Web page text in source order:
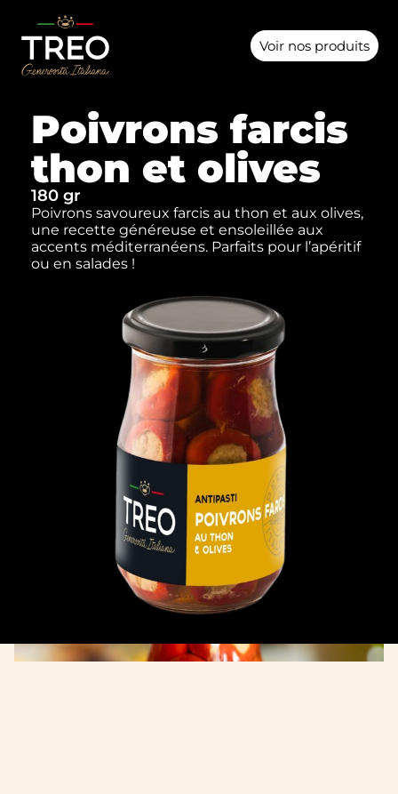
Voir nos produits
Poivrons farcis
thon et olives
180 gr
Poivrons savoureux farcis au thon et aux olives,
une recette généreuse et ensoleillée aux
accents méditerranéens. Parfaits pour l’apéritif
ou en salades !